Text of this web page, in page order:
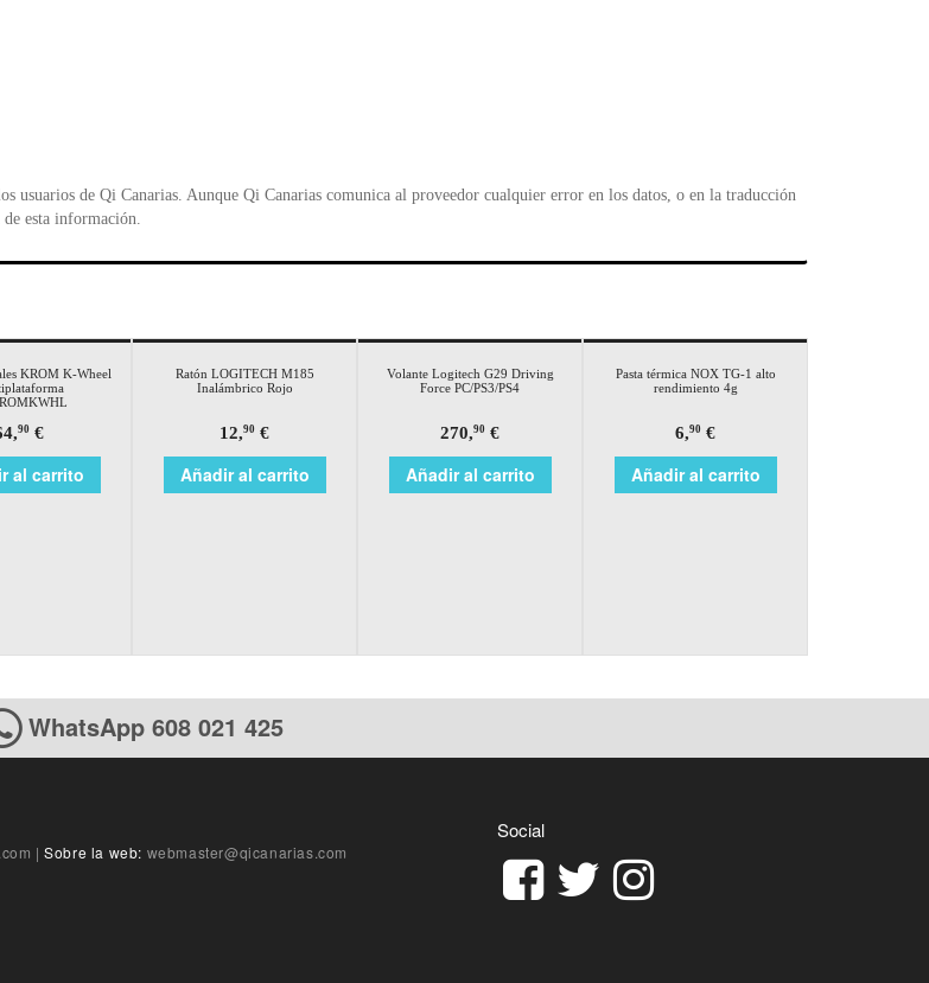
usuarios de Qi Canarias. Aunque Qi Canarias comunica al proveedor cualquier error en los datos, o en la traducción
esta información.
KROM K-Wheel
90 €
al carrito
Ratón LOGITECH M185
Inalámbrico Rojo
12,90 €
Añadir al carrito
Volante Logitech G29 Driving
Force PC/PS3/PS4
270,90 €
Añadir al carrito
Pasta térmica NOX TG-1 alto
rendimiento 4g
6,90 €
Añadir al carrito
WhatsApp 608 021 425
Social
| Sobre la web: webmaster@qicanarias.com